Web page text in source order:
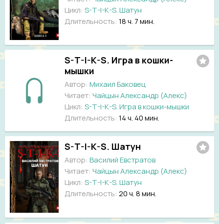
Цикл: S-T-I-K-S. Шатун
Длительность: 18 ч. 7 мин.
S-T-I-K-S. Игра в кошки-
мышки
Автор: Михаил Баковец
Читает: Чайцын Александр (Алекс)
Цикл: S-T-I-K-S. Игра в кошки-мышки
Длительность: 14 ч. 40 мин.
S-T-I-K-S. Шатун
Автор: Василий Евстратов
Читает: Чайцын Александр (Алекс)
Цикл: S-T-I-K-S. Шатун
Длительность: 20 ч. 8 мин.